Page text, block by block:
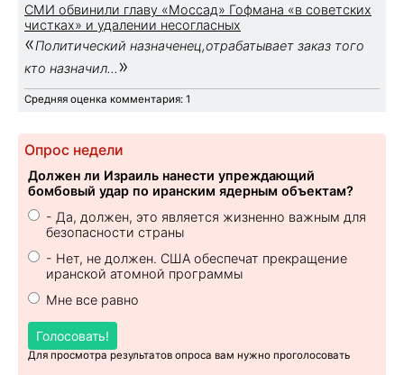
СМИ обвинили главу «Моссад» Гофмана «в советских
чистках» и удалении несогласных
«Политический назначенец,отрабатывает заказ того
кто назначил... »
Средняя оценка комментария: 1
Опрос недели
Должен ли Израиль нанести упреждающий
бомбовый удар по иранским ядерным объектам?
- Да, должен, это является жизненно важным для
безопасности страны
- Нет, не должен. США обеспечат прекращение
иранской атомной программы
Мне все равно
Голосовать!
Для просмотра результатов опроса вам нужно проголосовать